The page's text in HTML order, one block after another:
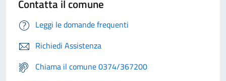
Contatta il comune
Leggi le domande frequenti
Richiedi Assistenza
Chiama il comune 0374/367200